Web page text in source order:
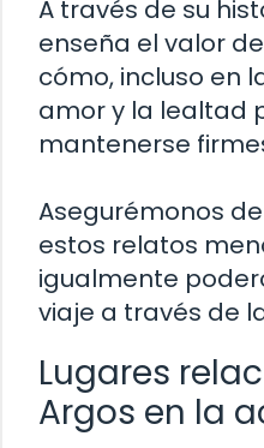
A través de su
enseña el valor
cómo, incluso en
amor y la lealtad
mantenerse
Asegurémonos
estos relatos
igualmente
viaje a través de
Lugares
Argos en la